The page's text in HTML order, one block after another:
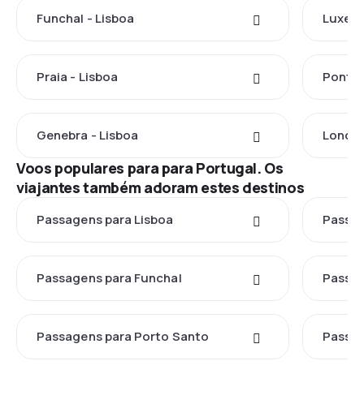
Funchal - Lisboa
Praia - Lisboa Ponta
Genebra - Lisboa
Voos populares para para Portugal. Os
viajantes também adoram estes destinos
Passagens para Lisboa
Passagens para Funchal
Passagens para Porto Santo